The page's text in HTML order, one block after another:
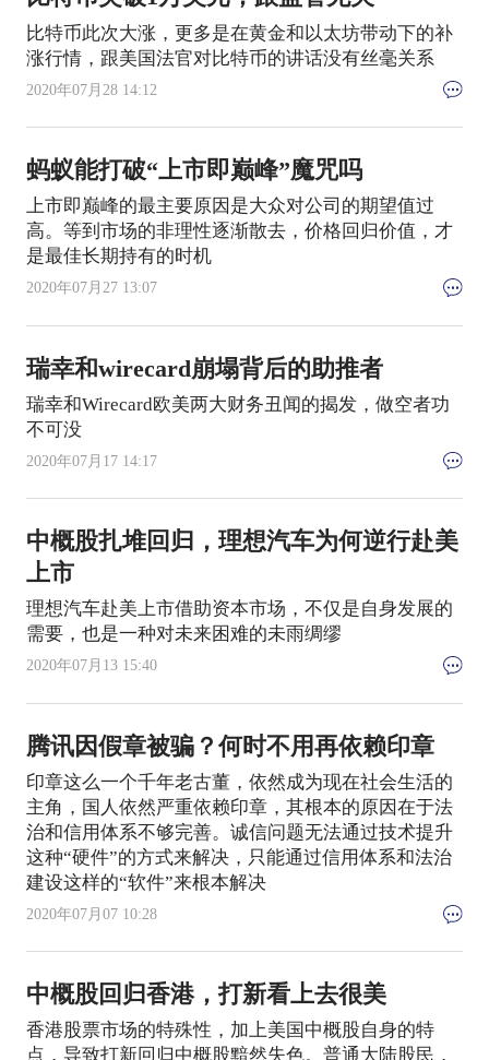
比特币此次大涨，更多是在黄金和以太坊带动下的补
涨行情，跟美国法官对比特币的讲话没有丝毫关系
2020年07月28 14:12
蚂蚁能打破“上市即巅峰”魔咒吗
上市即巅峰的最主要原因是大众对公司的期望值过
高。等到市场的非理性逐渐散去，价格回归价值，才
是最佳长期持有的时机
2020年07月27 13:07
瑞幸和wirecard崩塌背后的助推者
瑞幸和Wirecard欧美两大财务丑闻的揭发，做空者功
不可没
2020年07月17 14:17
中概股扎堆回归，理想汽车为何逆行赴美
上市
理想汽车赴美上市借助资本市场，不仅是自身发展的
需要，也是一种对未来困难的未雨绸缪
2020年07月13 15:40
腾讯因假章被骗？何时不用再依赖印章
印章这么一个千年老古董，依然成为现在社会生活的
主角，国人依然严重依赖印章，其根本的原因在于法
治和信用体系不够完善。诚信问题无法通过技术提升
这种“硬件”的方式来解决，只能通过信用体系和法治
建设这样的“软件”来根本解决
2020年07月07 10:28
中概股回归香港，打新看上去很美
香港股票市场的特殊性，加上美国中概股自身的特
点，导致打新回归中概股黯然失色。普通大陆股民，